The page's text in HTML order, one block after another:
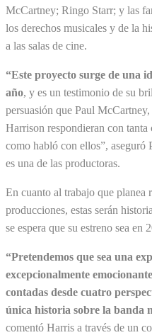
McCartney; Ringo Starr; y las
los derechos musicales y de la
a las salas de cine.
“Este proyecto surge de una
año, y es un testimonio de su
persuasión que Paul
Harrison respondieran con
como habló con ellos”,
es una de las productoras.
En cuanto al trabajo que planea
producciones, estas serán
se espera que su estreno sea en
“Pretendemos que sea una
excepcionalmente
contadas desde cuatro
única historia sobre la banda
comentó Harris a través de un